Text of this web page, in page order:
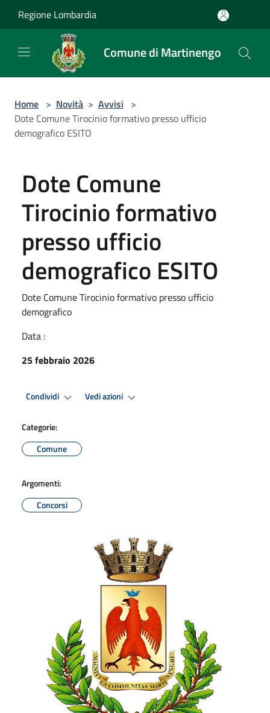
Regione Lombardia
Comune di Martinengo
Home > Novità > Avvisi >
Dote Comune Tirocinio formativo presso ufficio
demografico ESITO
Dote Comune
Tirocinio formativo
presso ufficio
demografico ESITO
Dote Comune Tirocinio formativo presso ufficio
demografico
Data :
25 febbraio 2026
Condividi Vedi azioni
Categorie:
Comune
Argomenti:
Concorsi